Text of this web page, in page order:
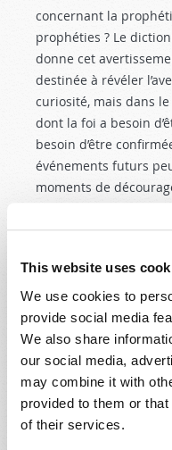
This website uses
We use cookies to
provide social media
We also share
our social media,
may combine it with
provided to them or
of their services.
concernant la
prophéties ? Le
donne cet
destinée à révéler
curiosité, mais dans
dont la foi a besoin
besoin d’être
événements futurs
moments de
d’une détérioration
Les prédictions contre
d’autres royaumes,
pour le réconforter,
ennemis » (page 892).
Le fait de
permet aussi
repentir afin d’éviter